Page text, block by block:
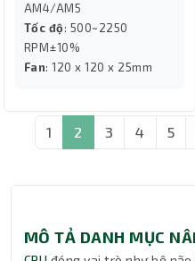
AM4/AM5
Tốc độ: 500~2250
RPM±10%
Fan: 120 x 120 x 25mm
1 2 3 4 5
MÔ TẢ DANH MỤC